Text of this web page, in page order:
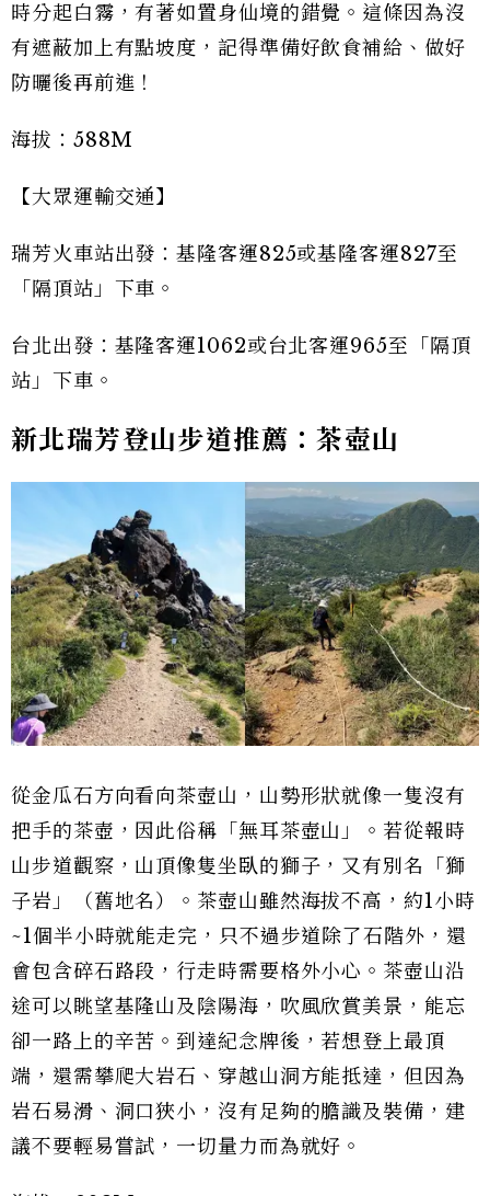
時分起白霧，有著如置身仙境的錯覺。這條因為沒
有遮蔽加上有點坡度，記得準備好飲食補給、做好
防曬後再前進！
海拔：588M
【大眾運輸交通】
瑞芳火車站出發：基隆客運825或基隆客運827至
「隔頂站」下車。
台北出發：基隆客運1062或台北客運965至「隔頂
站」下車。
新北瑞芳登山步道推薦：茶壺山
從金瓜石方向看向茶壺山，山勢形狀就像一隻沒有
把手的茶壺，因此俗稱「無耳茶壺山」。若從報時
山步道觀察，山頂像隻坐臥的獅子，又有別名「獅
子岩」（舊地名）。茶壺山雖然海拔不高，約1小時
~1個半小時就能走完，只不過步道除了石階外，還
會包含碎石路段，行走時需要格外小心。茶壺山沿
途可以眺望基隆山及陰陽海，吹風欣賞美景，能忘
卻一路上的辛苦。到達紀念牌後，若想登上最頂
端，還需攀爬大岩石、穿越山洞方能抵達，但因為
岩石易滑、洞口狹小，沒有足夠的膽識及裝備，建
議不要輕易嘗試，一切量力而為就好。